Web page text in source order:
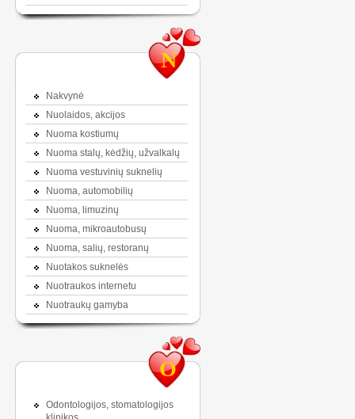
N
Nakvynė
Nuolaidos, akcijos
Nuoma kostiumų
Nuoma stalų, kėdžių, užvalkalų
Nuoma vestuvinių suknelių
Nuoma, automobilių
Nuoma, limuzinų
Nuoma, mikroautobusų
Nuoma, salių, restoranų
Nuotakos suknelės
Nuotraukos internetu
Nuotraukų gamyba
O
Odontologijos, stomatologijos